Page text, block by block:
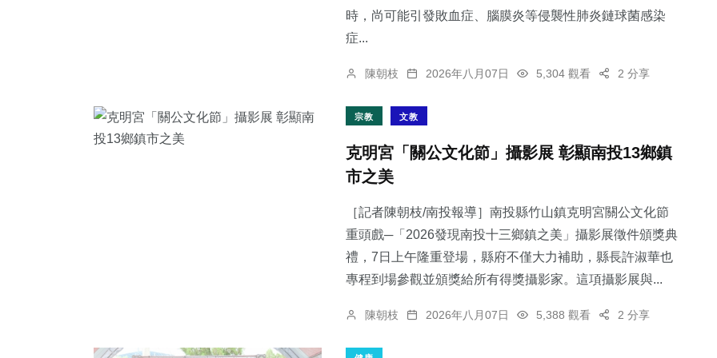
時，尚可能引發敗血症、腦膜炎等侵襲性肺炎鏈球菌感染
症...
陳朝枝 2026年八月07日 5,304 觀看 2 分享
宗教 文教
克明宮「關公文化節」攝影展 彰顯南投13鄉鎮
市之美
［記者陳朝枝/南投報導］南投縣竹山鎮克明宮關公文化節
重頭戲─「2026發現南投十三鄉鎮之美」攝影展徵件頒獎典
禮，7日上午隆重登場，縣府不僅大力補助，縣長許淑華也
專程到場參觀並頒獎給所有得獎攝影家。這項攝影展與...
陳朝枝 2026年八月07日 5,388 觀看 2 分享